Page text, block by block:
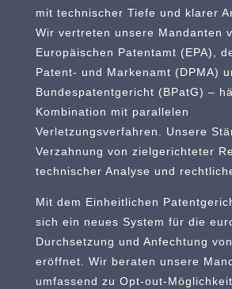
mit technischer Tiefe und klarer
Wir vertreten unsere Mandanten
Europäischen Patentamt (EPA),
Patent- und Markenamt (DPMA)
Bundespatentgericht (BPatG) –
Kombination mit parallelen
Verletzungsverfahren. Unsere
Verzahnung von zielgerichteter
technischer Analyse und
Mit dem Einheitlichen
sich ein neues System für die
Durchsetzung und Anfechtung
eröffnet. Wir beraten unsere
umfassend zu Opt-out-